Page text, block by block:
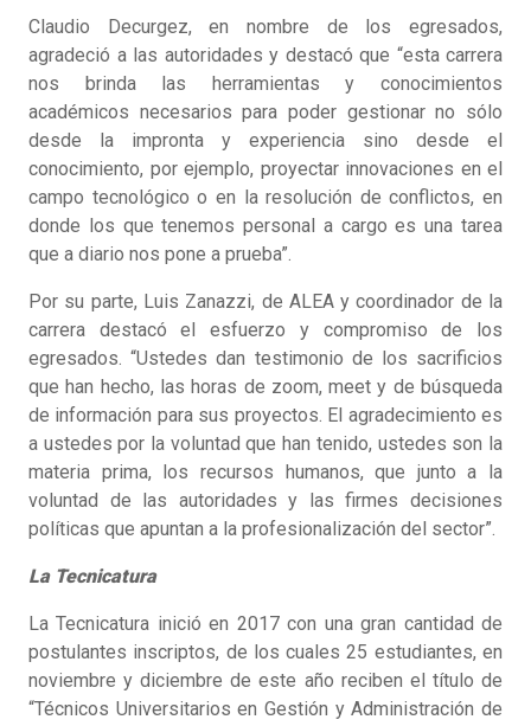
Claudio Decurgez, en nombre de los egresados,
agradeció a las autoridades y destacó que “esta carrera
nos brinda las herramientas y conocimientos
académicos necesarios para poder gestionar no sólo
desde la impronta y experiencia sino desde el
conocimiento, por ejemplo, proyectar innovaciones en el
campo tecnológico o en la resolución de conflictos, en
donde los que tenemos personal a cargo es una tarea
que a diario nos pone a prueba”.
Por su parte, Luis Zanazzi, de ALEA y coordinador de la
carrera destacó el esfuerzo y compromiso de los
egresados. “Ustedes dan testimonio de los sacrificios
que han hecho, las horas de zoom, meet y de búsqueda
de información para sus proyectos. El agradecimiento es
a ustedes por la voluntad que han tenido, ustedes son la
materia prima, los recursos humanos, que junto a la
voluntad de las autoridades y las firmes decisiones
políticas que apuntan a la profesionalización del sector”.
La Tecnicatura
La Tecnicatura inició en 2017 con una gran cantidad de
postulantes inscriptos, de los cuales 25 estudiantes, en
noviembre y diciembre de este año reciben el título de
“Técnicos Universitarios en Gestión y Administración de